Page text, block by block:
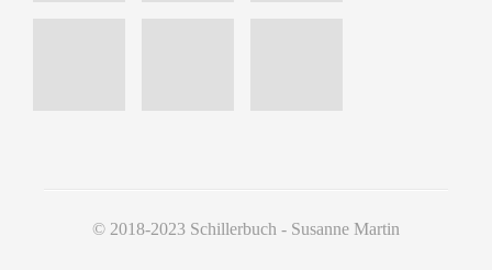
© 2018-2023 Schillerbuch - Susanne Martin